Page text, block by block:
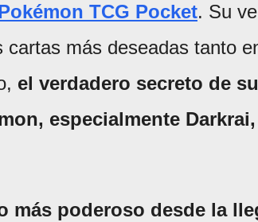
TCG Pocket. Su
más deseadas tanto
el verdadero secreto de
especialmente
más poderoso desde la